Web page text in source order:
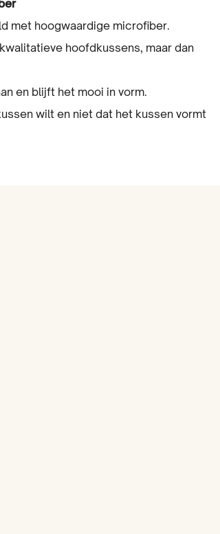
met hoogwaardige microfiber.
hoofdkussens, maar dan
en blijft het mooi in vorm.
wilt en niet dat het kussen vormt